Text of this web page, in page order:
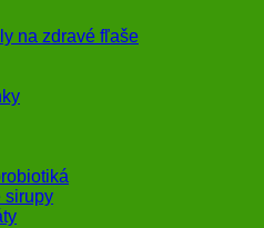
na zdravé fľaše
sirupy